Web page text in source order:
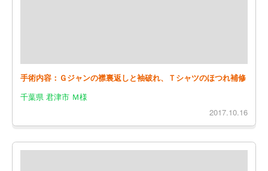
手術内容：Ｇジャンの襟裏返しと袖破れ、Ｔシャツのほつれ補修
千葉県 君津市 Ｍ様
2017.10.16